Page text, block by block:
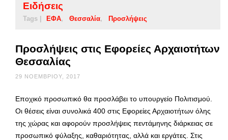
Ειδήσεις
Tags | ΕΦΑ Θεσσαλία Προσλήψεις
Προσλήψεις στις Εφορείες Αρχαιοτήτων
Θεσσαλίας
29 ΝΟΕΜΒΡΊΟΥ, 2017
Εποχικό προσωπικό θα προσλάβει το υπουργείο Πολιτισμού.
Οι θέσεις είναι συνολικά 400 στις Εφορείες Αρχαιοτήτων όλης
της χώρας και αφορούν προσλήψεις πεντάμηνης διάρκειας σε
προσωπικό φύλαξης, καθαριότητας, αλλά και εργάτες. Στις